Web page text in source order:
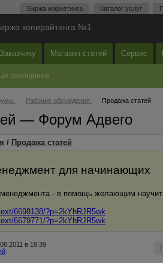
Биржа маркетинга Каталог услуг
копирайтинга №1
Заказчику Магазин статей Сервис
сообщения
Рабочие обсуждения Продажа статей
— Форум Адвего
/ Продажа статей
для начинающих
- в помощь желающим
6698138/?p=2kYhRJR5wk
6679771/?p=2kYhRJR5wk
в 19:39